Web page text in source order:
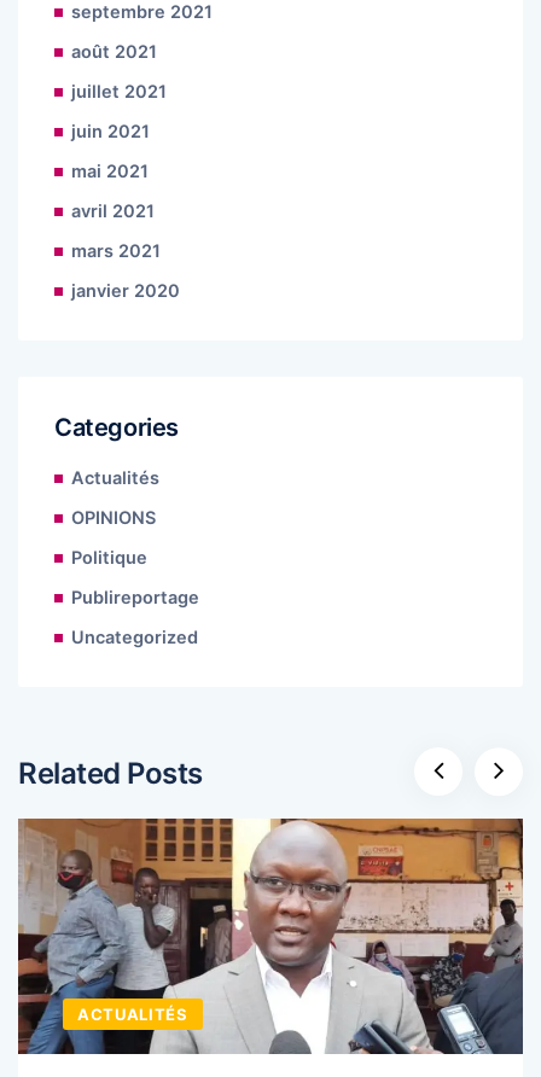
septembre 2021
août 2021
juillet 2021
juin 2021
mai 2021
avril 2021
mars 2021
janvier 2020
Categories
Actualités
OPINIONS
Politique
Publireportage
Uncategorized
Related Posts
ACTUALITÉS